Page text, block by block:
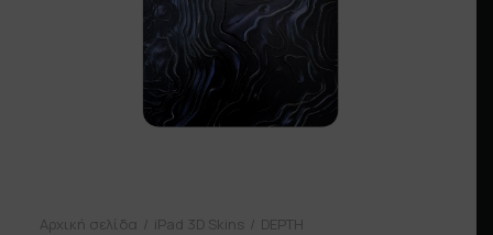
Αρχική σελίδα iPad 3D Skins DEPTH